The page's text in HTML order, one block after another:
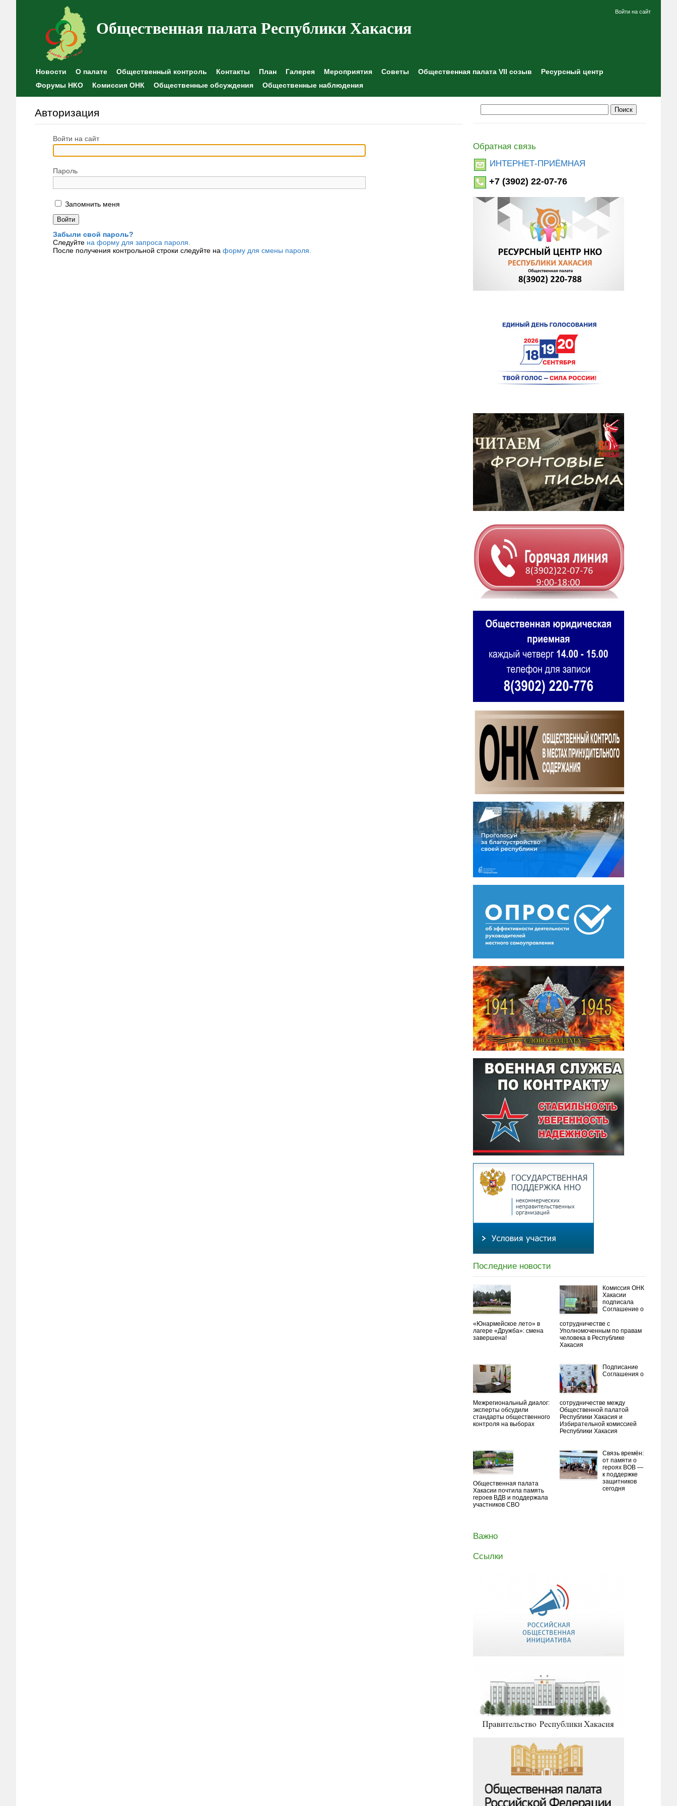
Общественная палата Республики Хакасия
Войти на сайт
Новости О палате Общественный контроль Контакты План Галерея Мероприятия Советы Общественная палата VII созыв
Ресурсный центр
Форумы НКО
Комиссия ОНК Общественные обсуждения Общественные наблюдения
Авторизация
Войти на сайт
Пароль
Запомнить меня
Забыли свой пароль?
Следуйте на форму для запроса пароля.
После получения контрольной строки следуйте на форму для смены пароля.
Обратная связь
ИНТЕРНЕТ-ПРИЁМНАЯ
+7 (3902) 22-07-76
Последние новости
«Юнармейское лето» в
лагере «Дружба»: смена
завершена!
Комиссия ОНК
Хакасии
подписала
Соглашение о
сотрудничестве с
Уполномоченным по правам
человека в Республике
Хакасия
Межрегиональный диалог:
эксперты обсудили
стандарты общественного
контроля на выборах
Подписание
Соглашения о
сотрудничестве между
Общественной палатой
Республики Хакасия и
Избирательной комиссией
Республики Хакасия
Общественная палата
Хакасии почтила память
героев ВДВ и поддержала
участников СВО
Связь времён:
от памяти о
героях ВОВ —
к поддержке
защитников
сегодня
Важно
Ссылки